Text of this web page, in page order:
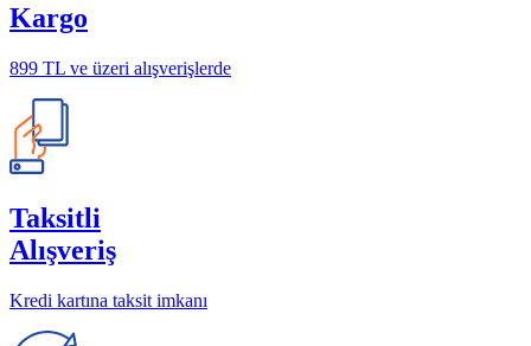
Kargo
899 TL ve üzeri alışverişlerde
Taksitli
Alışveriş
Kredi kartına taksit imkanı